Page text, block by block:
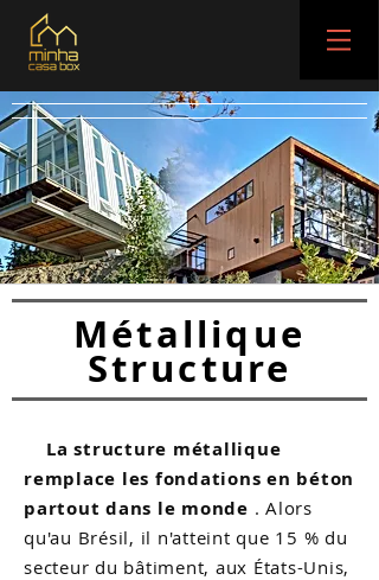
Métallique
Structure
La structure métallique
remplace les fondations en béton
partout dans le monde . Alors
qu'au Brésil, il n'atteint que 15 % du
secteur du bâtiment, aux États-Unis,